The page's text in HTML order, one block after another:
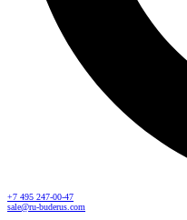
+7 495 247-00-47
sale@ru-buderus.com